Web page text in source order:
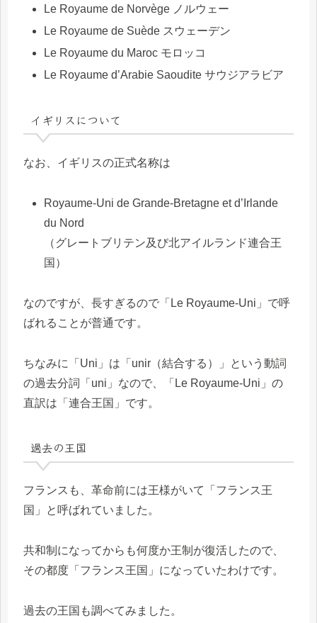
Le Royaume de Norvège ノルウェー
Le Royaume de Suède スウェーデン
Le Royaume du Maroc モロッコ
Le Royaume d’Arabie Saoudite サウジアラビア
イギリスについて
なお、イギリスの正式名称は
Royaume-Uni de Grande-Bretagne et d’Irlande
du Nord
（グレートブリテン及び北アイルランド連合王
国）
なのですが、長すぎるので「Le Royaume-Uni」で呼
ばれることが普通です。
ちなみに「Uni」は「unir（結合する）」という動詞
の過去分詞「uni」なので、「Le Royaume-Uni」の
直訳は「連合王国」です。
過去の王国
フランスも、革命前には王様がいて「フランス王
国」と呼ばれていました。
共和制になってからも何度か王制が復活したので、
その都度「フランス王国」になっていたわけです。
過去の王国も調べてみました。